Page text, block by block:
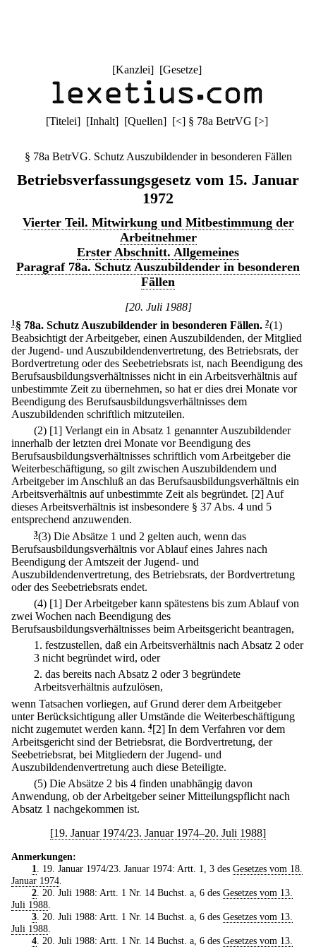
[Kanzlei] [Gesetze]
[Titelei] [Inhalt] [Quellen] [<] § 78a BetrVG [>]
§ 78a BetrVG. Schutz Auszubildender in besonderen Fällen
Betriebsverfassungsgesetz vom 15. Januar
1972
Vierter Teil. Mitwirkung und Mitbestimmung der
Arbeitnehmer
Erster Abschnitt. Allgemeines
Paragraf 78a. Schutz Auszubildender in besonderen
Fällen
[20. Juli 1988]
1 § 78a. Schutz Auszubildender in besonderen Fällen. 2(1)
Beabsichtigt der Arbeitgeber, einen Auszubildenden, der Mitglied
der Jugend- und Auszubildendenvertretung, des Betriebsrats, der
Bordvertretung oder des Seebetriebsrats ist, nach Beendigung des
Berufsausbildungsverhältnisses nicht in ein Arbeitsverhältnis auf
unbestimmte Zeit zu übernehmen, so hat er dies drei Monate vor
Beendigung des Berufsausbildungsverhältnisses dem
Auszubildenden schriftlich mitzuteilen.
(2) [1] Verlangt ein in Absatz 1 genannter Auszubildender
innerhalb der letzten drei Monate vor Beendigung des
Berufsausbildungsverhältnisses schriftlich vom Arbeitgeber die
Weiterbeschäftigung, so gilt zwischen Auszubildendem und
Arbeitgeber im Anschluß an das Berufsausbildungsverhältnis ein
Arbeitsverhältnis auf unbestimmte Zeit als begründet. [2] Auf
dieses Arbeitsverhältnis ist insbesondere § 37 Abs. 4 und 5
entsprechend anzuwenden.
3(3) Die Absätze 1 und 2 gelten auch, wenn das
Berufsausbildungsverhältnis vor Ablauf eines Jahres nach
Beendigung der Amtszeit der Jugend- und
Auszubildendenvertretung, des Betriebsrats, der Bordvertretung
oder des Seebetriebsrats endet.
(4) [1] Der Arbeitgeber kann spätestens bis zum Ablauf von
zwei Wochen nach Beendigung des
Berufsausbildungsverhältnisses beim Arbeitsgericht beantragen,
1. festzustellen, daß ein Arbeitsverhältnis nach Absatz 2 oder
3 nicht begründet wird, oder
2. das bereits nach Absatz 2 oder 3 begründete
Arbeitsverhältnis aufzulösen,
wenn Tatsachen vorliegen, auf Grund derer dem Arbeitgeber
unter Berücksichtigung aller Umstände die Weiterbeschäftigung
nicht zugemutet werden kann. 4[2] In dem Verfahren vor dem
Arbeitsgericht sind der Betriebsrat, die Bordvertretung, der
Seebetriebsrat, bei Mitgliedern der Jugend- und
Auszubildendenvertretung auch diese Beteiligte.
(5) Die Absätze 2 bis 4 finden unabhängig davon
Anwendung, ob der Arbeitgeber seiner Mitteilungspflicht nach
Absatz 1 nachgekommen ist.
[19. Januar 1974/23. Januar 1974–20. Juli 1988]
Anmerkungen:
1
. 19. Januar 1974/23. Januar 1974: Artt. 1, 3 des Gesetzes vom 18.
Januar 1974
2. 20. Juli 1988: Artt. 1 Nr. 14 Buchst. a, 6 des Gesetzes vom 13.
Juli 1988
3. 20. Juli 1988: Artt. 1 Nr. 14 Buchst. a, 6 des Gesetzes vom 13.
Juli 1988
4. 20. Juli 1988: Artt. 1 Nr. 14 Buchst. a, 6 des Gesetzes vom 13.